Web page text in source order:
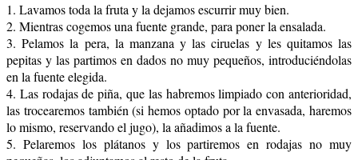
1. Lavamos toda la fruta y la dejamos escurrir muy bien.
2. Mientras cogemos una fuente grande, para poner la ensalada.
3. Pelamos la pera, la manzana y las ciruelas y les quitamos las
pepitas y las partimos en dados no muy pequeños, introduciéndolas
en la fuente elegida.
4. Las rodajas de piña, que las habremos limpiado con anterioridad,
las trocearemos también (si hemos optado por la envasada, haremos
lo mismo, reservando el jugo), la añadimos a la fuente.
5. Pelaremos los plátanos y los partiremos en rodajas no muy